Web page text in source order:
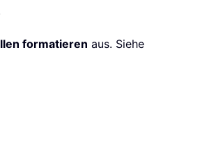
formatieren aus. Siehe